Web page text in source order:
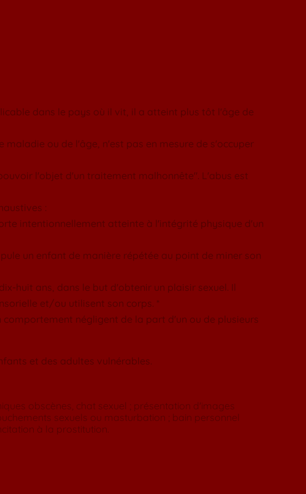
dans le pays où il vit, il a atteint plus tôt l'âge de
ou de l'âge, n'est pas en mesure de s'occuper
l'objet d'un traitement malhonnête". L'abus est
:
intentionnellement atteinte à l'intégrité physique d'un
un enfant de manière répétée au point de miner son
huit ans, dans le but d'obtenir un plaisir sexuel. Il
et/ou utilisent son corps. *
négligent de la part d'un ou de plusieurs
et des adultes vulnérables.
obscènes, chat sexuel ; présentation d'images
sexuels ou masturbation ; bain personnel
à la prostitution.